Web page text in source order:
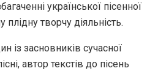
української пісенної
плідну творчу діяльність.
із засновників сучасної
автор текстів до пісень